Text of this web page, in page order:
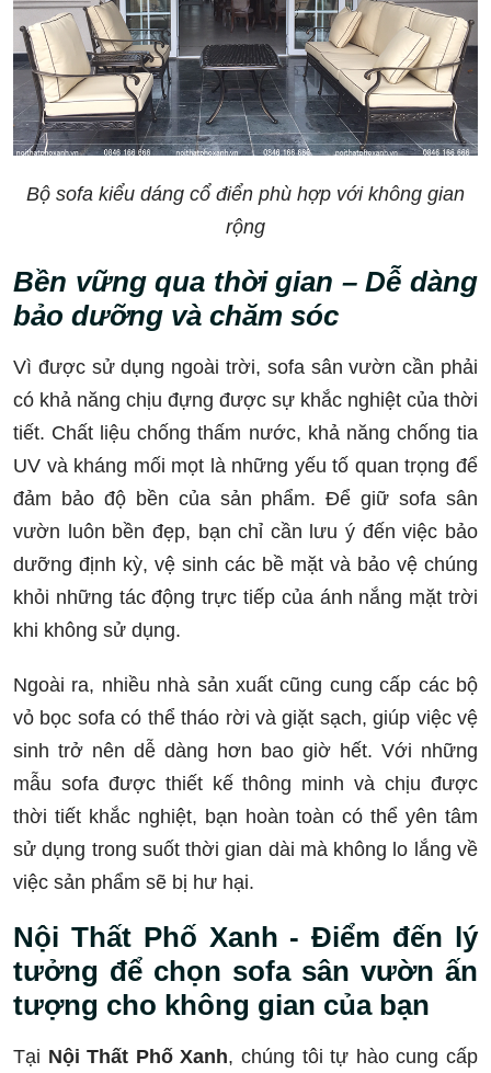
Bộ sofa kiểu dáng cổ điển phù hợp với không gian
rộng
Bền vững qua thời gian – Dễ dàng
bảo dưỡng và chăm sóc
Vì được sử dụng ngoài trời, sofa sân vườn cần phải
có khả năng chịu đựng được sự khắc nghiệt của thời
tiết. Chất liệu chống thấm nước, khả năng chống tia
UV và kháng mối mọt là những yếu tố quan trọng để
đảm bảo độ bền của sản phẩm. Để giữ sofa sân
vườn luôn bền đẹp, bạn chỉ cần lưu ý đến việc bảo
dưỡng định kỳ, vệ sinh các bề mặt và bảo vệ chúng
khỏi những tác động trực tiếp của ánh nắng mặt trời
khi không sử dụng.
Ngoài ra, nhiều nhà sản xuất cũng cung cấp các bộ
vỏ bọc sofa có thể tháo rời và giặt sạch, giúp việc vệ
sinh trở nên dễ dàng hơn bao giờ hết. Với những
mẫu sofa được thiết kế thông minh và chịu được
thời tiết khắc nghiệt, bạn hoàn toàn có thể yên tâm
sử dụng trong suốt thời gian dài mà không lo lắng về
việc sản phẩm sẽ bị hư hại.
Nội Thất Phố Xanh - Điểm đến lý
tưởng để chọn sofa sân vườn ấn
tượng cho không gian của bạn
Tại Nội Thất Phố Xanh, chúng tôi tự hào cung cấp